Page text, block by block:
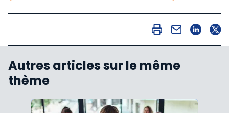
Autres articles sur le même
thème